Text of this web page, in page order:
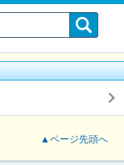
▲ページ先頭へ